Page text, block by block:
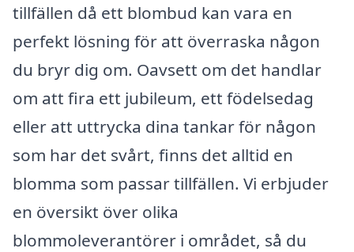
tillfällen då ett blombud kan vara en
perfekt lösning för att överraska någon
du bryr dig om. Oavsett om det handlar
om att fira ett jubileum, ett födelsedag
eller att uttrycka dina tankar för någon
som har det svårt, finns det alltid en
blomma som passar tillfällen. Vi erbjuder
en översikt över olika
blommoleverantörer i området, så du